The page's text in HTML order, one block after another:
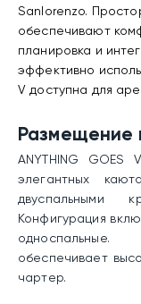
Sanlorenzo.
обеспечивают
планировка и
эффективно
V доступна для
Размещение
ANYTHING
элегантных
двуспальными
Конфигурация
обеспечивает
чартер.